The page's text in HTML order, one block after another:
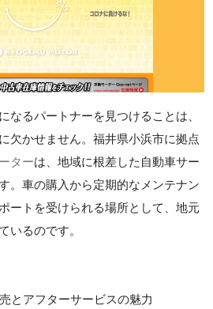
なるパートナーを見つけることは、
欠かせません。福井県小浜市に拠点
ターは、地域に根差した自動車サー
。車の購入から定期的なメンテナン
ートを受けられる場所として、地元
いるのです。
とアフターサービスの魅力